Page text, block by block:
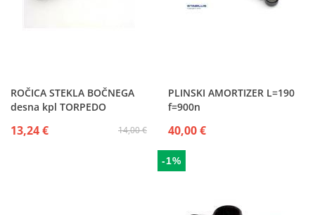
ROČICA STEKLA BOČNEGA
desna kpl TORPEDO
14,00 €
13,24 €
PLINSKI AMORTIZER L=190
f=900n
40,00 €
-1%